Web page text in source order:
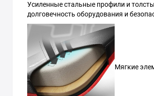
Усиленные стальные профили и
долговечность оборудования и
Мягкие